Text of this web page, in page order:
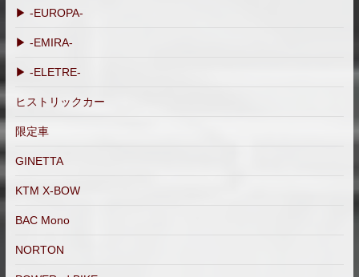
▶ -EUROPA-
▶ -EMIRA-
▶ -ELETRE-
ヒストリックカー
限定車
GINETTA
KTM X-BOW
BAC Mono
NORTON